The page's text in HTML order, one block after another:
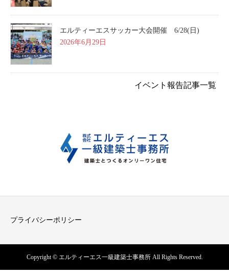
エルティーエスサッカー大会開催 6/28(日)
2026年6月29日
イベント報告記事一覧
プライバシーポリシー
Copyright © エルティーエス一級建築士事務所 All Rights Reserved.